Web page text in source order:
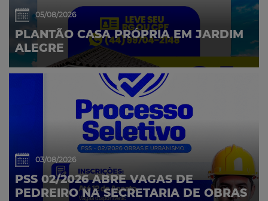
05/08/2026
PLANTÃO CASA PRÓPRIA EM JARDIM
ALEGRE
03/08/2026
PSS 02/2026 ABRE VAGAS DE
PEDREIRO NA SECRETARIA DE OBRAS